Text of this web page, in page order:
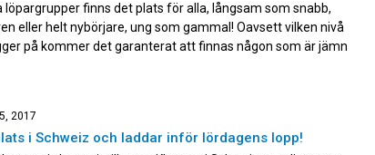
löpargrupper finns det plats för alla, långsam som snabb,
eller helt nybörjare, ung som gammal! Oavsett vilken nivå
på kommer det garanterat att finnas någon som är jämn
2017
i Schweiz och laddar inför lördagens lopp!